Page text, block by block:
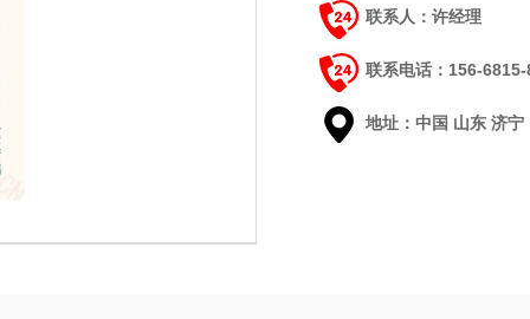
联系人：许经理
联系电话：156-
地址：中国 山东 济